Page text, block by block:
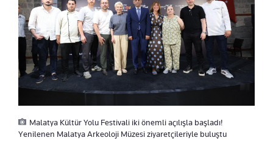
Malatya Kültür Yolu Festivali iki önemli açılışla başladı!
Yenilenen Malatya Arkeoloji Müzesi ziyaretçileriyle buluştu